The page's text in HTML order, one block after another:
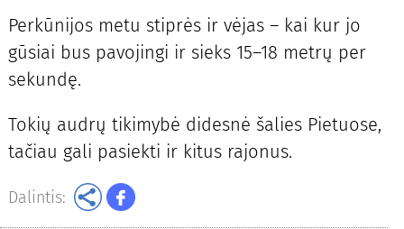
Perkūnijos metu stiprės ir vėjas – kai kur jo
gūsiai bus pavojingi ir sieks 15–18 metrų per
sekundę.
Tokių audrų tikimybė didesnė šalies Pietuose,
tačiau gali pasiekti ir kitus rajonus.
Dalintis: